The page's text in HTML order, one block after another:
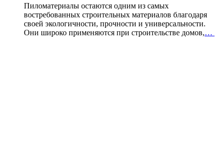
Пиломатериалы остаются одним из самых
востребованных строительных материалов благодаря
своей экологичности, прочности и универсальности.
Они широко применяются при строительстве домов,…